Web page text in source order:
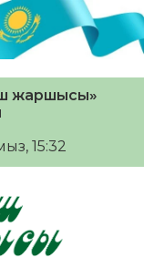
жаршысы»
15:32